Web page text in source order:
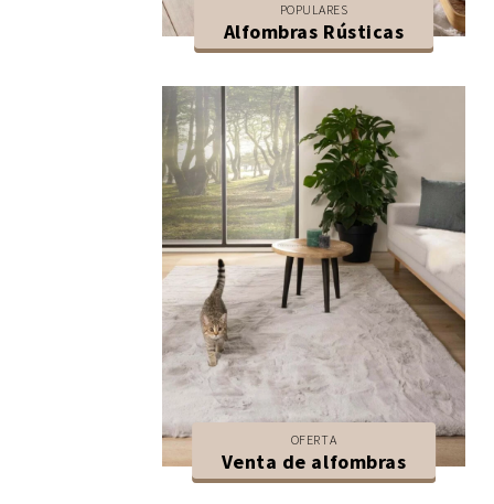
POPULARES
Alfombras Rústicas
OFERTA
Venta de alfombras